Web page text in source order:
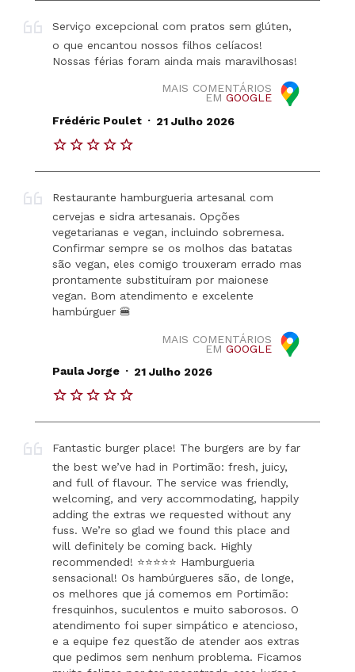
Serviço excepcional com pratos sem glúten,
o que encantou nossos filhos celíacos!
Nossas férias foram ainda mais maravilhosas!
MAIS COMENTÁRIOS
EM GOOGLE
Frédéric Poulet . 21 Julho 2026
Restaurante hamburgueria artesanal com
cervejas e sidra artesanais. Opções
vegetarianas e vegan, incluindo sobremesa.
Confirmar sempre se os molhos das batatas
são vegan, eles comigo trouxeram errado mas
prontamente substituíram por maionese
vegan. Bom atendimento e excelente
hambúrguer 🍔
MAIS COMENTÁRIOS
EM GOOGLE
Paula Jorge . 21 Julho 2026
Fantastic burger place! The burgers are by far
the best we’ve had in Portimão: fresh, juicy,
and full of flavour. The service was friendly,
welcoming, and very accommodating, happily
adding the extras we requested without any
fuss. We’re so glad we found this place and
will definitely be coming back. Highly
recommended! ⭐️⭐️⭐️⭐️⭐️ Hamburgueria
sensacional! Os hambúrgueres são, de longe,
os melhores que já comemos em Portimão:
fresquinhos, suculentos e muito saborosos. O
atendimento foi super simpático e atencioso,
e a equipe fez questão de atender aos extras
que pedimos sem nenhum problema. Ficamos